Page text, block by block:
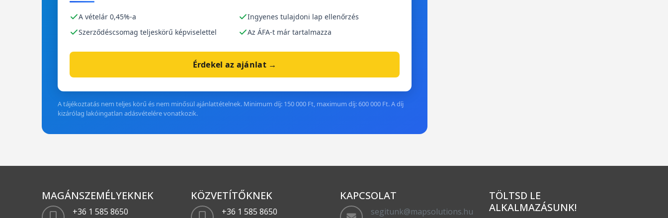
A vételár 0,45%-a
Szerződéscsomag teljeskörű képviselettel
Ingyenes tulajdoni lap ellenőrzés
Az ÁFA-t már tartalmazza
Érdekel az ajánlat →
A tájékoztatás nem teljes körű és nem minősül ajánlattételnek. Minimum díj: 150 000 Ft, maximum díj: 600 000 Ft. A díj
kizárólag lakóingatlan adásvételére vonatkozik.
MAGÁNSZEMÉLYEKNEK
+36 1 585 8650
KÖZVETÍTŐKNEK
+36 1 585 8650
KAPCSOLAT
segitunk@mapsolutions.hu
TÖLTSD LE
ALKALMAZÁSUNK!